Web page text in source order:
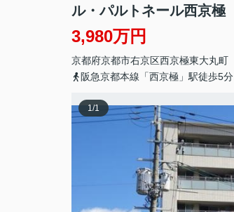
ル・パルトネール西京極
3,980万円
京都府京都市右京区西京極東大丸町
阪急京都本線「西京極」駅徒歩5分
1/1